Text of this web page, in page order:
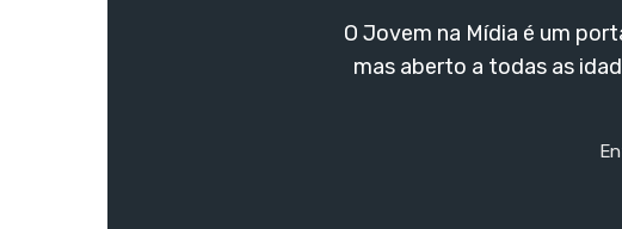
O Jovem na Mídia é um
mas aberto a todas as